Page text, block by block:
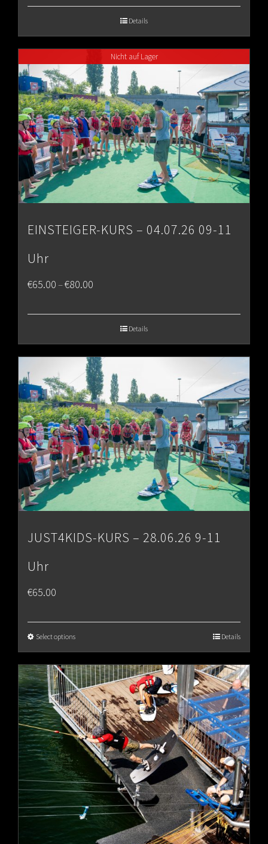
€80.00
Details
Nicht auf Lager
EINSTEIGER-KURS – 04.07.26 09-11
Uhr
€65.00–€80.00
€80.00
Details
JUST4KIDS-KURS – 28.06.26 9-11
Uhr
€65.00
Select options Details